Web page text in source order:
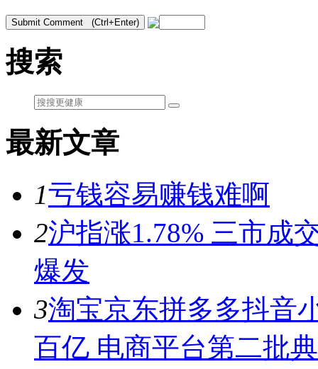
搜索
最新文章
1亏钱容易赚钱难啊
2沪指涨1.78% 三市成
爆发
3淘宝京东拼多多抖音
百亿 电商平台第二批